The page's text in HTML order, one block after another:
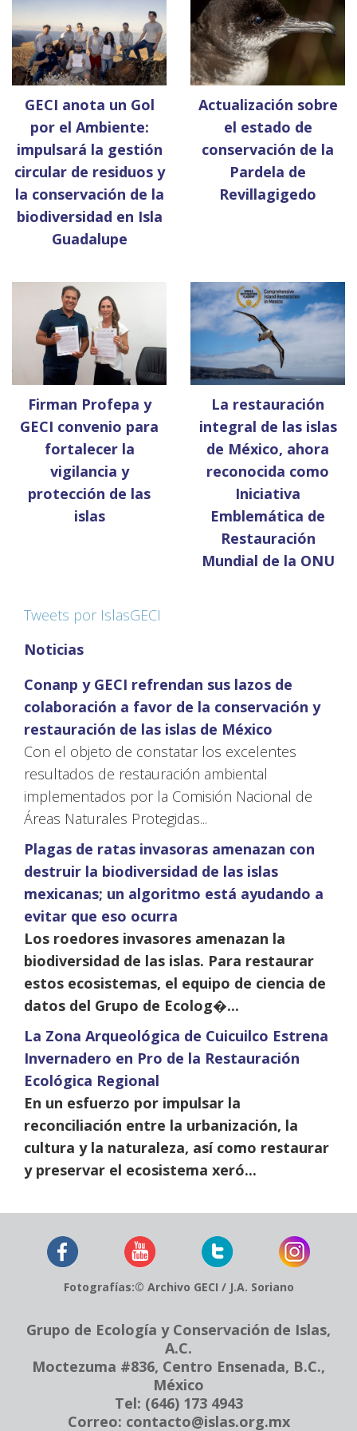
GECI anota un Gol
por el Ambiente:
impulsará la gestión
circular de residuos y
la conservación de la
biodiversidad en Isla
Guadalupe
Actualización sobre
el estado de
conservación de la
Pardela de
Revillagigedo
Firman Profepa y
GECI convenio para
fortalecer la
vigilancia y
protección de las
islas
La restauración
integral de las islas
de México, ahora
reconocida como
Iniciativa
Emblemática de
Restauración
Mundial de la ONU
Tweets por IslasGECI
Noticias
Conanp y GECI refrendan sus lazos de
colaboración a favor de la conservación y
restauración de las islas de México
Con el objeto de constatar los excelentes
resultados de restauración ambiental
implementados por la Comisión Nacional de
Áreas Naturales Protegidas...
Plagas de ratas invasoras amenazan con
destruir la biodiversidad de las islas
mexicanas; un algoritmo está ayudando a
evitar que eso ocurra
Los roedores invasores amenazan la
biodiversidad de las islas. Para restaurar
estos ecosistemas, el equipo de ciencia de
datos del Grupo de Ecolog�...
La Zona Arqueológica de Cuicuilco Estrena
Invernadero en Pro de la Restauración
Ecológica Regional
En un esfuerzo por impulsar la
reconciliación entre la urbanización, la
cultura y la naturaleza, así como restaurar
y preservar el ecosistema xeró...
Fotografías:© Archivo GECI / J.A. Soriano
Grupo de Ecología y Conservación de Islas,
A.C.
Moctezuma #836, Centro Ensenada, B.C.,
México
Tel: (646) 173 4943
Correo: contacto@islas.org.mx